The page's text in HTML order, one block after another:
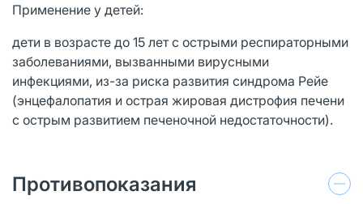
Применение у детей:
дети в возрасте до 15 лет с острыми респираторными
заболеваниями, вызванными вирусными
инфекциями, из-за риска развития синдрома Рейе
(энцефалопатия и острая жировая дистрофия печени
с острым развитием печеночной недостаточности).
Противопоказания